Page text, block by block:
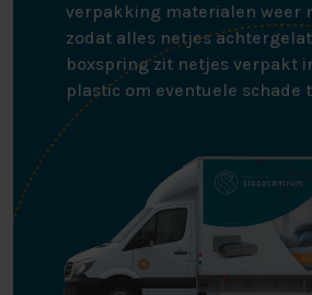
verpakking materialen weer
zodat alles netjes
boxspring zit netjes verpakt
plastic om eventuele schade